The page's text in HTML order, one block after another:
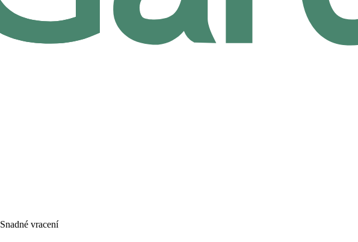
Snadné vracení